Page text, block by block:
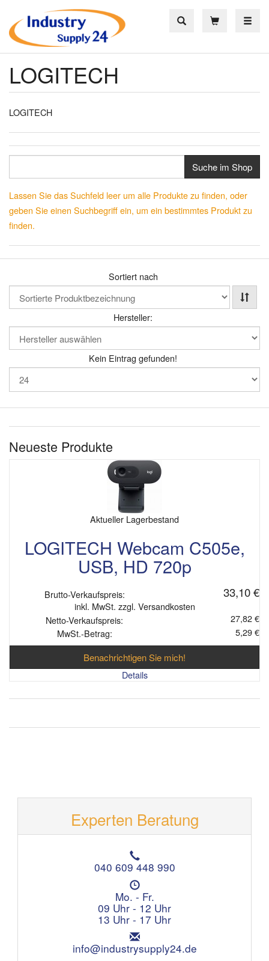
LOGITECH
LOGITECH
Suche im Shop
Lassen Sie das Suchfeld leer um alle Produkte zu finden, oder
geben Sie einen Suchbegriff ein, um ein bestimmtes Produkt zu
finden.
Sortiert nach
Hersteller:
Kein Eintrag gefunden!
Neueste Produkte
Aktueller Lagerbestand
LOGITECH Webcam C505e,
USB, HD 720p
Brutto-Verkaufspreis: 33,10 €
inkl. MwSt. zzgl. Versandkosten
Netto-Verkaufspreis:
27,82 €
MwSt.-Betrag:
5,29 €
Benachrichtigen Sie mich!
Details
Experten Beratung
T
e
e
o
n
:
040 609 448 990
Ö
f
n
u
n
g
Mo. - Fr.
09 Uhr - 12 Uhr
13 Uhr - 17 Uhr
E
m
info@industrysupply24.de